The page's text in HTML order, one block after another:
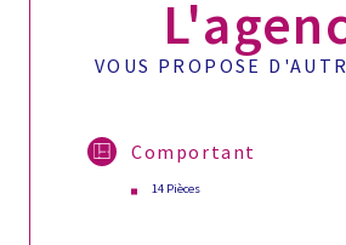
VOUS PROPOSE
Comportant
14 Pièces